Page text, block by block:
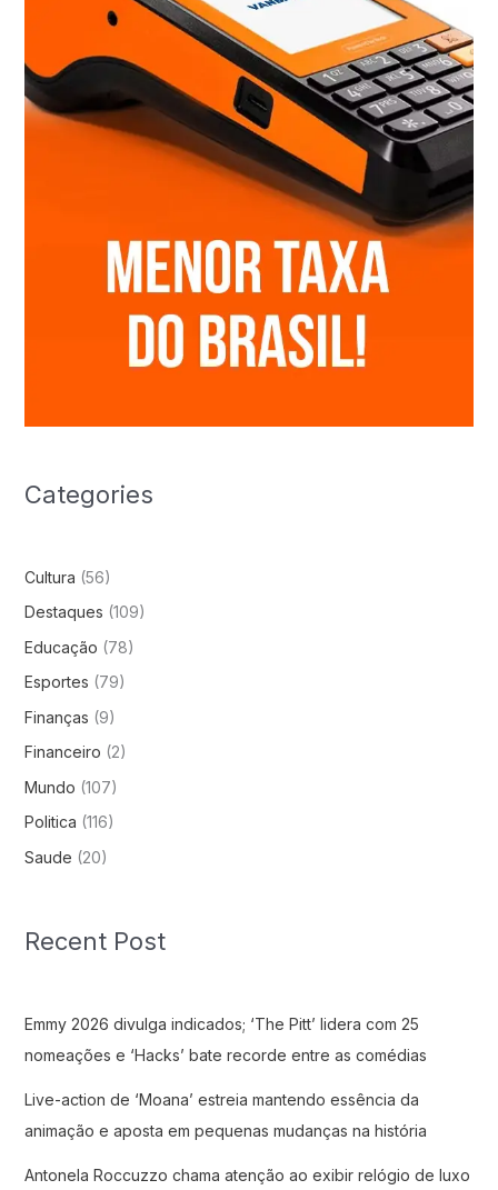
Categories
Cultura (56)
Destaques (109)
Educação (78)
Esportes (79)
Finanças (9)
Financeiro (2)
Mundo (107)
Politica (116)
Saude (20)
Recent Post
Emmy 2026 divulga indicados; ‘The Pitt’ lidera com 25
nomeações e ‘Hacks’ bate recorde entre as comédias
Live-action de ‘Moana’ estreia mantendo essência da
animação e aposta em pequenas mudanças na história
Antonela Roccuzzo chama atenção ao exibir relógio de luxo